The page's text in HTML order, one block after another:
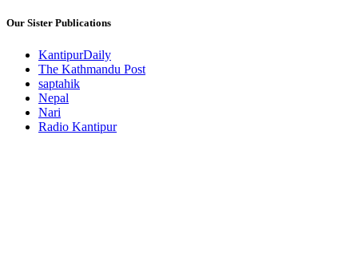
Our Sister Publications
KantipurDaily
The Kathmandu Post
saptahik
Nepal
Nari
Radio Kantipur